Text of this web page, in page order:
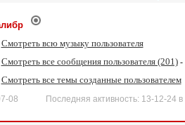
Смотреть всю музыку пользователя
Смотреть все сообщения пользователя (201)-
Смотреть все темы созданные пользователем
07-08 Последняя активность: 13-12-24 в